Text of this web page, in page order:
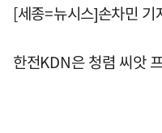
[세종=뉴시스]손차민
한전KDN은 청렴 씨앗